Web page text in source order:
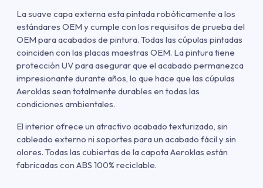
La suave capa externa esta pintada robóticamente a los
estándares OEM y cumple con los requisitos de prueba del
OEM para acabados de pintura. Todas las cúpulas pintadas
coinciden con las placas maestras OEM. La pintura tiene
protección UV para asegurar que el acabado permanezca
impresionante durante años, lo que hace que las cúpulas
Aeroklas sean totalmente durables en todas las
condiciones ambientales.
El interior ofrece un atractivo acabado texturizado, sin
cableado externo ni soportes para un acabado fácil y sin
olores. Todas las cubiertas de la capota Aeroklas están
fabricadas con ABS 100% reciclable.